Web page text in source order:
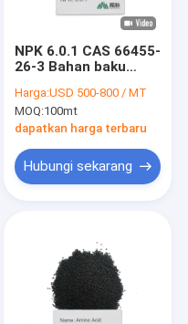
NPK 6.0.1 CAS 66455-
26-3 Bahan baku
Pupuk organik untuk
tumbuhan
Harga:USD 500-800 / MT
MOQ:100mt
dapatkan harga terbaru
Hubungi sekarang